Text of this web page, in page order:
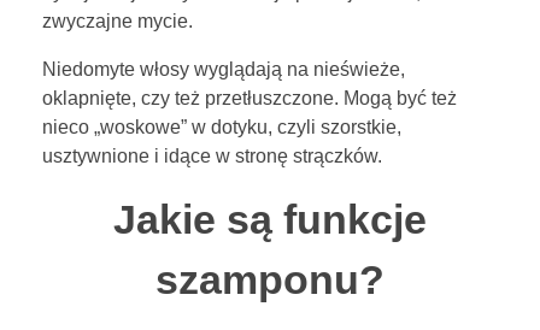
KONTAKT
ENGLISH
TEST POROWATOŚCI
g
o
d
n
zwyczajne mycie.
Niedomyte włosy wyglądają na nieświeże,
oklapnięte, czy też przetłuszczone. Mogą być też
nieco „woskowe” w dotyku, czyli szorstkie,
usztywnione i idące w stronę strączków.
Jakie są funkcje
szamponu?